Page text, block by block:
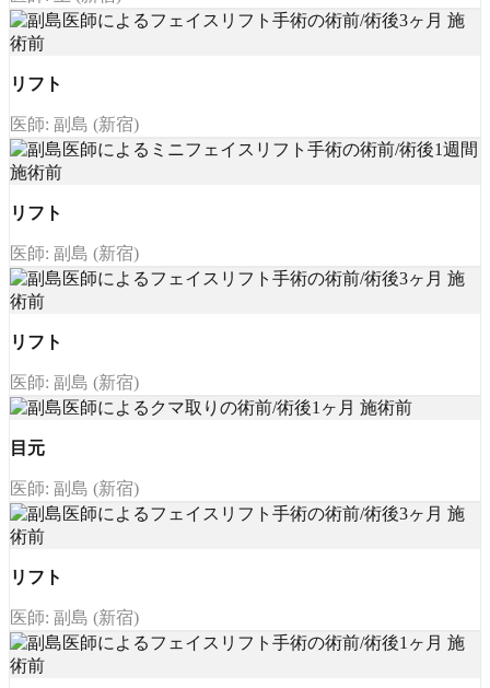
リフト
医師: 副島 (新宿)
リフト
医師: 副島 (新宿)
リフト
医師: 副島 (新宿)
目元
医師: 副島 (新宿)
リフト
医師: 副島 (新宿)